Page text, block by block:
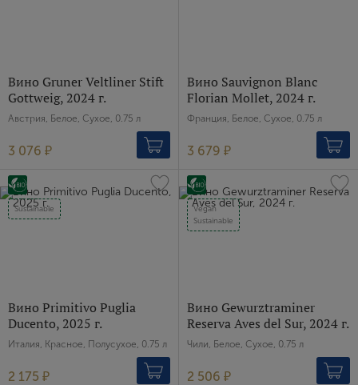
Вино Gruner Veltliner Stift
Gottweig, 2024 г.
Австрия, Белое, Сухое, 0.75 л
3 076 ₽
Вино Sauvignon Blanc
Florian Mollet, 2024 г.
Франция, Белое, Сухое, 0.75 л
3 679 ₽
Sustainable
Вино Primitivo Puglia
Ducento, 2025 г.
Италия, Красное, Полусухое, 0.75 л
2 175 ₽
Vegan
Sustainable
Вино Gewurztraminer
Reserva Aves del Sur, 2024 г.
Чили, Белое, Сухое, 0.75 л
2 506 ₽